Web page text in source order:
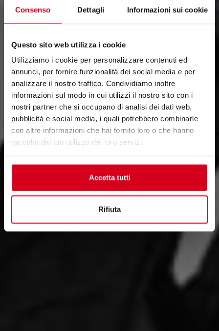
Consenso Dettagli Informazioni sui cookie
Questo sito web utilizza i cookie
Utilizziamo i cookie per personalizzare contenuti ed
annunci, per fornire funzionalità dei social media e per
analizzare il nostro traffico. Condividiamo inoltre
informazioni sul modo in cui utilizzi il nostro sito con i
nostri partner che si occupano di analisi dei dati web,
pubblicità e social media, i quali potrebbero combinarle
con altre informazioni che hai fornito loro o che hanno
raccolto dal tuo utilizzo dei loro servizi.
Accetta tutti
Rifiuta